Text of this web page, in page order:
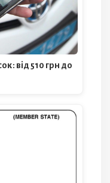
від 510 грн до